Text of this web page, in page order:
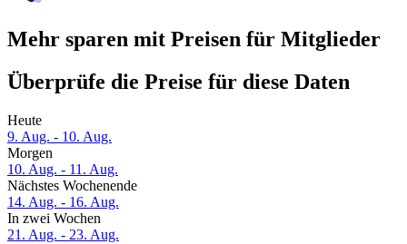
Mehr sparen mit Preisen für Mitglieder
Überprüfe die Preise für diese Daten
Heute
9. Aug. - 10. Aug.
Morgen
10. Aug. - 11. Aug.
Nächstes Wochenende
14. Aug. - 16. Aug.
In zwei Wochen
21. Aug. - 23. Aug.